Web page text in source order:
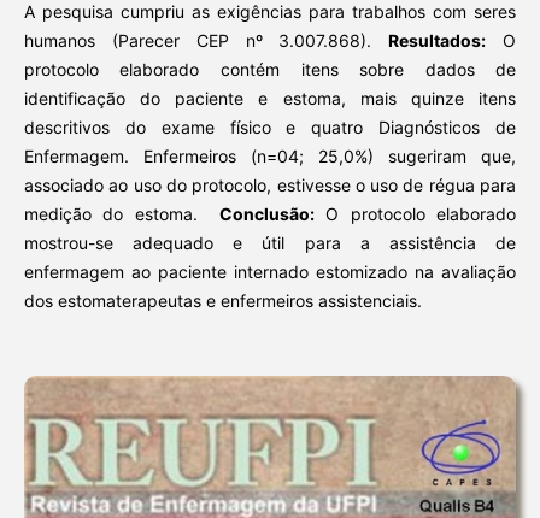
A pesquisa cumpriu as exigências para trabalhos com seres
humanos (Parecer CEP nº 3.007.868).Resultados: O
protocolo elaborado contém itens sobre dados de
identificação do paciente e estoma, mais quinze itens
descritivos do exame físico e quatro Diagnósticos de
Enfermagem. Enfermeiros (n=04; 25,0%) sugeriram que,
associado ao uso do protocolo, estivesse o uso de régua para
medição do estoma.Conclusão: O protocolo elaborado
mostrou-se adequado e útil para a assistência de
enfermagem ao paciente internado estomizado na avaliação
dos estomaterapeutas e enfermeiros assistenciais.